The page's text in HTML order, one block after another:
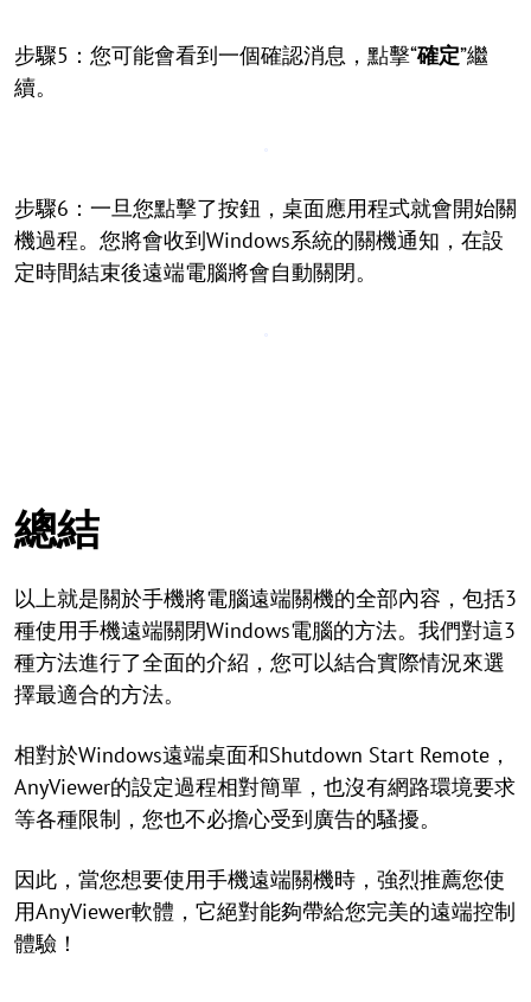
步驟5：您可能會看到一個確認消息，點擊“確定”繼
續。
步驟6：一旦您點擊了按鈕，桌面應用程式就會開始關
機過程。您將會收到Windows系統的關機通知，在設
定時間結束後遠端電腦將會自動關閉。
總結
以上就是關於手機將電腦遠端關機的全部內容，包括3
種使用手機遠端關閉Windows電腦的方法。我們對這3
種方法進行了全面的介紹，您可以結合實際情況來選
擇最適合的方法。
相對於Windows遠端桌面和Shutdown Start Remote，
AnyViewer的設定過程相對簡單，也沒有網路環境要求
等各種限制，您也不必擔心受到廣告的騷擾。
因此，當您想要使用手機遠端關機時，強烈推薦您使
用AnyViewer軟體，它絕對能夠帶給您完美的遠端控制
體驗！